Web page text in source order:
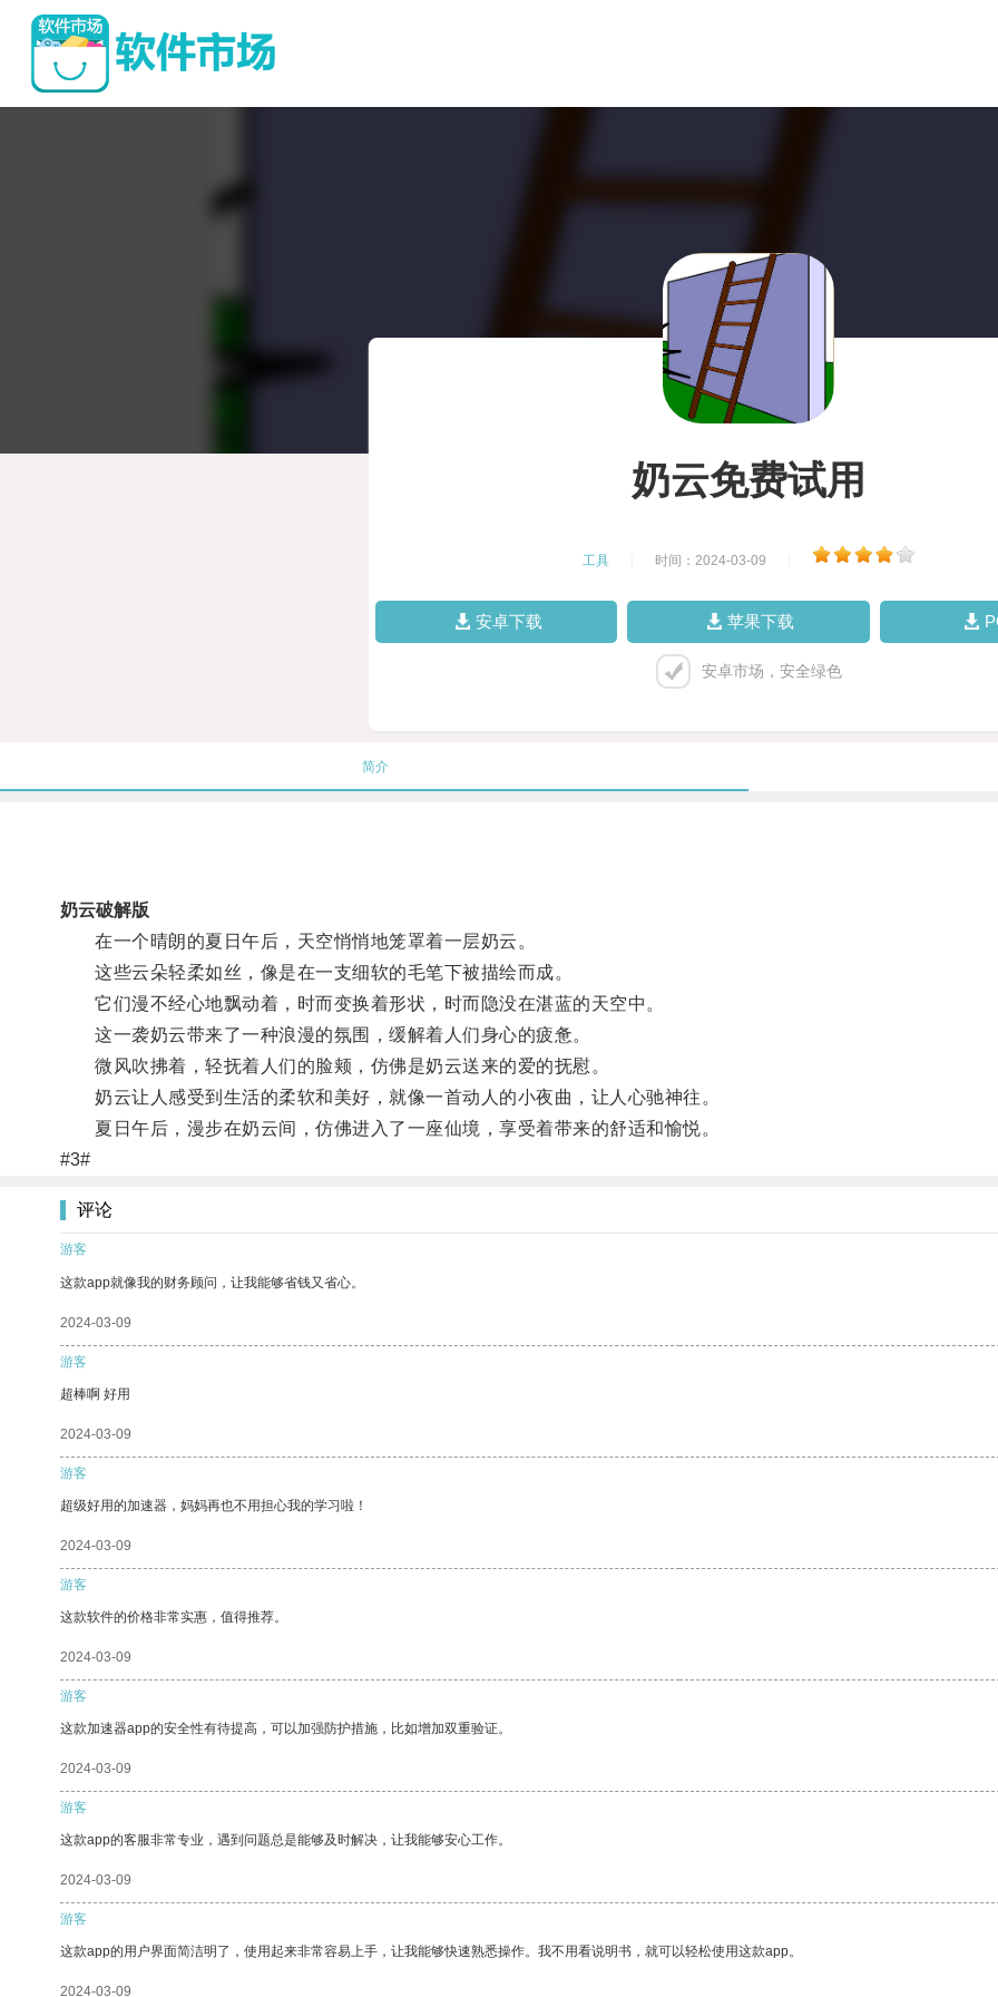
奶云免费试用
工具 时间：2024-03-09
安卓下载 苹果下载
安卓市场，安全绿色
简介
奶云破解版
在一个晴朗的夏日午后，天空悄悄地笼罩着一层奶云。
这些云朵轻柔如丝，像是在一支细软的毛笔下被描绘而成。
它们漫不经心地飘动着，时而变换着形状，时而隐没在湛蓝的天空中。
这一袭奶云带来了一种浪漫的氛围，缓解着人们身心的疲惫。
微风吹拂着，轻抚着人们的脸颊，仿佛是奶云送来的爱的抚慰。
奶云让人感受到生活的柔软和美好，就像一首动人的小夜曲，让人心驰神往。
夏日午后，漫步在奶云间，仿佛进入了一座仙境，享受着带来的舒适和愉悦。
#3#
评论
游客
这款app就像我的财务顾问，让我能够省钱又省心。
2024-03-09
游客
超棒啊 好用
2024-03-09
游客
超级好用的加速器，妈妈再也不用担心我的学习啦！
2024-03-09
游客
这款软件的价格非常实惠，值得推荐。
2024-03-09
游客
这款加速器app的安全性有待提高，可以加强防护措施，比如增加双重验证。
2024-03-09
游客
这款app的客服非常专业，遇到问题总是能够及时解决，让我能够安心工作。
2024-03-09
游客
这款app的用户界面简洁明了，使用起来非常容易上手，让我能够快速熟悉操作。我不用看说明书，就可以轻松使用这款app。
2024-03-09